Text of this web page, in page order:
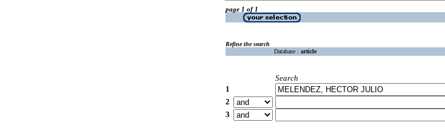
page 1 of 1
Refine the search
Database : article
Search
1
2
3